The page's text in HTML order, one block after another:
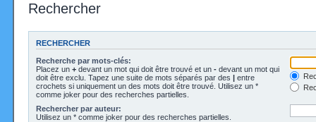
Rechercher
RECHERCHER
Recherche par mots-clés:
Placez un + devant un mot qui doit être trouvé et un - devant un mot qui
doit être exclu. Tapez une suite de mots séparés par des | entre
crochets si uniquement un des mots doit être trouvé. Utilisez un *
comme joker pour des recherches partielles.
Rechercher par auteur:
Utilisez un * comme joker pour des recherches partielles.